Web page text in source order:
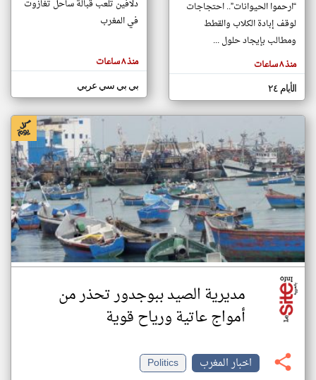
مصادر الأخبار من المغرب
اخبار المغرب على مدار الساعة
المقالات
الموجوده
هنا عن
وجهة
نظر
كاتبيها.
“ارحموا الحيوانات”.. احتجاجات
لوقف إبادة الكلاب والقطط
ومطالب بإيجاد حلول ...
منذ ٨ ساعات
الأيام ٢٤
دلافين تلعب قبالة ساحل تغازوت
في المغرب
منذ ٨ ساعات
بي بي سي عربي
مديرية الصيد ببوجدور تحذر من
أمواج عاتية ورياح قوية
اخبار المغرب
Politics
klyoum.com